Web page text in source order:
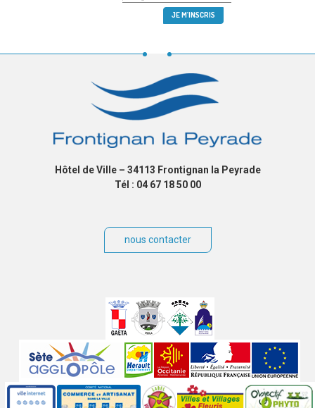
Hôtel de Ville – 34113 Frontignan la Peyrade
Tél : 04 67 18 50 00
nous contacter
partenaires
Labels